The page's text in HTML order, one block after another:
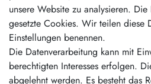
unsere Website zu analysieren.
gesetzte Cookies. Wir teilen
Einstellungen benennen.
Die Datenverarbeitung kann mit
berechtigten Interesses erfolgen.
abgelehnt werden. Es besteht das